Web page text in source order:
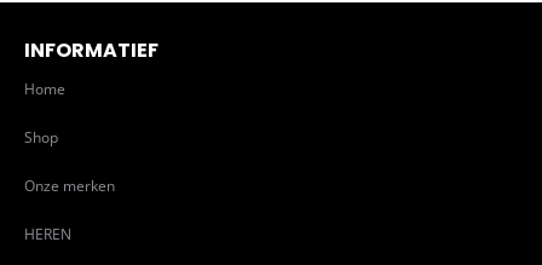
INFORMATIEF
Home
Shop
Onze merken
HEREN